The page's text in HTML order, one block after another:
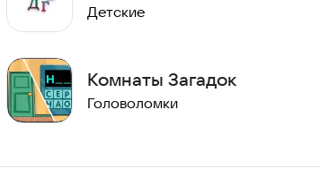
Детские
Комнаты Загадок
Головоломки